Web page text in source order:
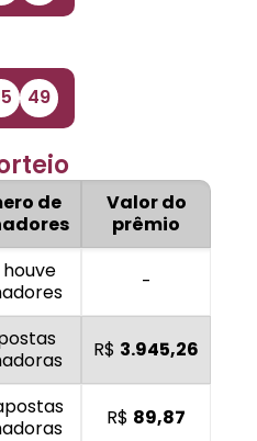
49
de
Valor do
prêmio
houve
-
R$ 3.945,26
R$ 89,87